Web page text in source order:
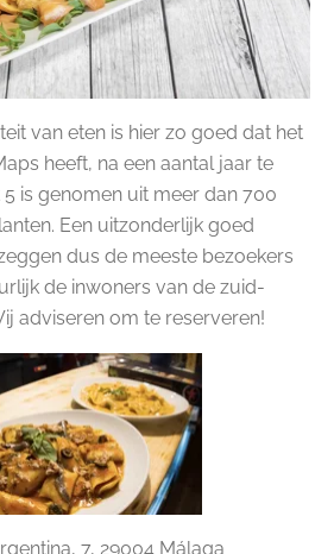
van eten is hier zo goed dat het
heeft, na een aantal jaar te
5 is genomen uit meer dan 700
Een uitzonderlijk goed
dus de meeste bezoekers
de inwoners van de zuid-
adviseren om te reserveren!
7, 29004 Málaga